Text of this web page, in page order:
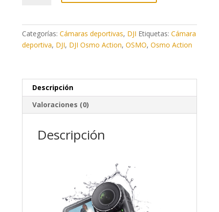
deportiva
Categorías: Cámaras deportivas, DJI Etiquetas: Cámara
deportiva, DJI, DJI Osmo Action, OSMO, Osmo Action
Descripción
Valoraciones (0)
Descripción